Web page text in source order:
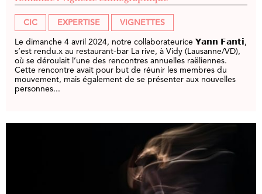
CIC EXPERTISE VIGNETTES
Le dimanche 4 avril 2024, notre collaborateurice 𝗬𝗮𝗻𝗻 𝗙𝗮𝗻𝘁𝗶,
s’est rendu.x au restaurant-bar La rive, à Vidy (Lausanne/VD),
où se déroulait l’une des rencontres annuelles raëliennes.
Cette rencontre avait pour but de réunir les membres du
mouvement, mais également de se présenter aux nouvelles
personnes...